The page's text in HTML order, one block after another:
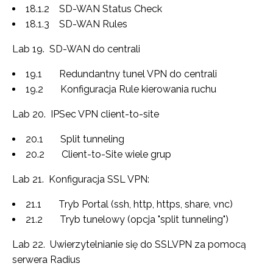
18.1.2 SD-WAN Status Check
18.1.3 SD-WAN Rules
Lab 19. SD-WAN do centrali
19.1 Redundantny tunel VPN do centrali
19.2 Konfiguracja Rule kierowania ruchu
Lab 20. IPSec VPN client-to-site
20.1 Split tunneling
20.2 Client-to-Site wiele grup
Lab 21. Konfiguracja SSL VPN:
21.1 Tryb Portal (ssh, http, https, share, vnc)
21.2 Tryb tunelowy (opcja "split tunneling")
Lab 22. Uwierzytelnianie się do SSLVPN za pomocą
serwera Radius